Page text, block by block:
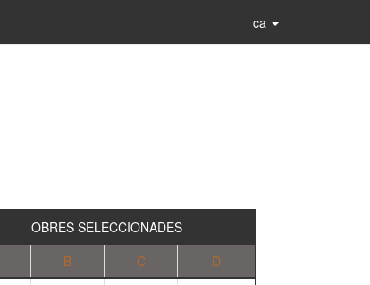
ca
OBRES SELECCIONADES
B C
D